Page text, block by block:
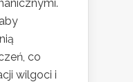
co
wilgoci i